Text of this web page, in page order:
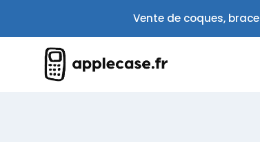
contenu
Vente de coques,